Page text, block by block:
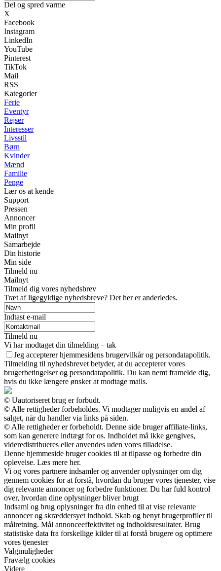
Del og spred varme
X
Facebook
Instagram
LinkedIn
YouTube
Pinterest
TikTok
Mail
RSS
Kategorier
Ferie
Eventyr
Rejser
Interesser
Livsstil
Børn
Kvinder
Mænd
Familie
Penge
Lær os at kende
Support
Pressen
Annoncer
Min profil
Mailnyt
Samarbejde
Din historie
Min side
Tilmeld nu
Mailnyt
Tilmeld dig vores nyhedsbrev
Træt af ligegyldige nyhedsbreve? Det her er anderledes.
Indtast e-mail
Tilmeld nu
Vi har modtaget din tilmelding – tak
Jeg accepterer hjemmesidens brugervilkår og persondatapolitik.
Tilmelding til nyhedsbrevet betyder, at du accepterer vores
brugerbetingelser og persondatapolitik. Du kan nemt framelde dig,
hvis du ikke længere ønsker at modtage mails.
© Uautoriseret brug er forbudt.
© Alle rettigheder forbeholdes. Vi modtager muligvis en andel af
salget, når du handler via links på siden.
© Alle rettigheder er forbeholdt. Denne side bruger affiliate-links,
som kan generere indtægt for os. Indholdet må ikke gengives,
videredistribueres eller anvendes uden vores tilladelse.
Denne hjemmeside bruger cookies til at tilpasse og forbedre din
oplevelse. Læs mere her.
Vi og vores partnere indsamler og anvender oplysninger om dig
gennem cookies for at forstå, hvordan du bruger vores tjenester, vise
dig relevante annoncer og forbedre funktioner. Du har fuld kontrol
over, hvordan dine oplysninger bliver brugt
Indsaml og brug oplysninger fra din enhed til at vise relevante
annoncer og skræddersyet indhold. Skab og benyt brugerprofiler til
målretning. Mål annonceeffektivitet og indholdsresultater. Brug
statistiske data fra forskellige kilder til at forstå brugere og optimere
vores tjenester
Valgmuligheder
Fravælg cookies
Videre